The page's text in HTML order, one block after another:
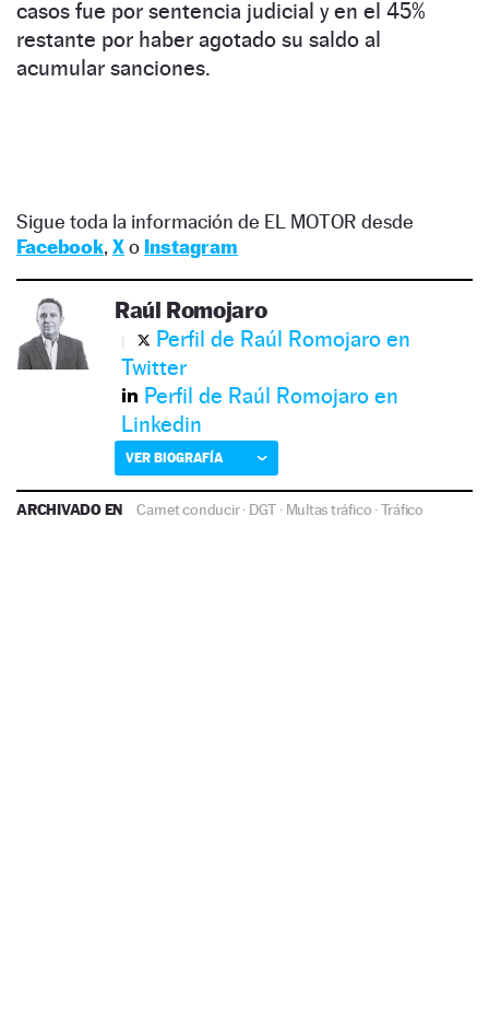
casos fue por sentencia judicial y en el 45%
restante por haber agotado su saldo al
acumular sanciones.
Sigue toda la información de EL MOTOR desde
Facebook, Xo Instagram
Raúl Romojaro
Perfil de Raúl Romojaro en
Twitter
Perfil de Raúl Romojaro en
Linkedin
VER BIOGRAFÍA
ARCHIVADO EN Carnet conducir· DGT · Multas tráfico ·Tráfico